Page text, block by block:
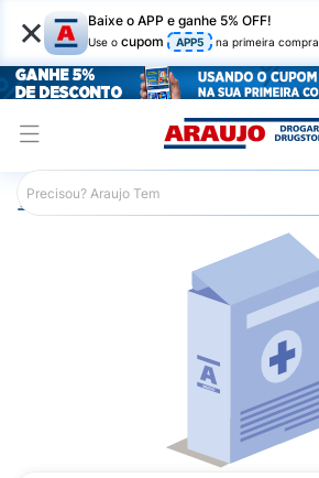
× Baixe o APP e ganhe 5% OFF!
Use o cupom APP5 na primeira compra
Araujo Medicamentos